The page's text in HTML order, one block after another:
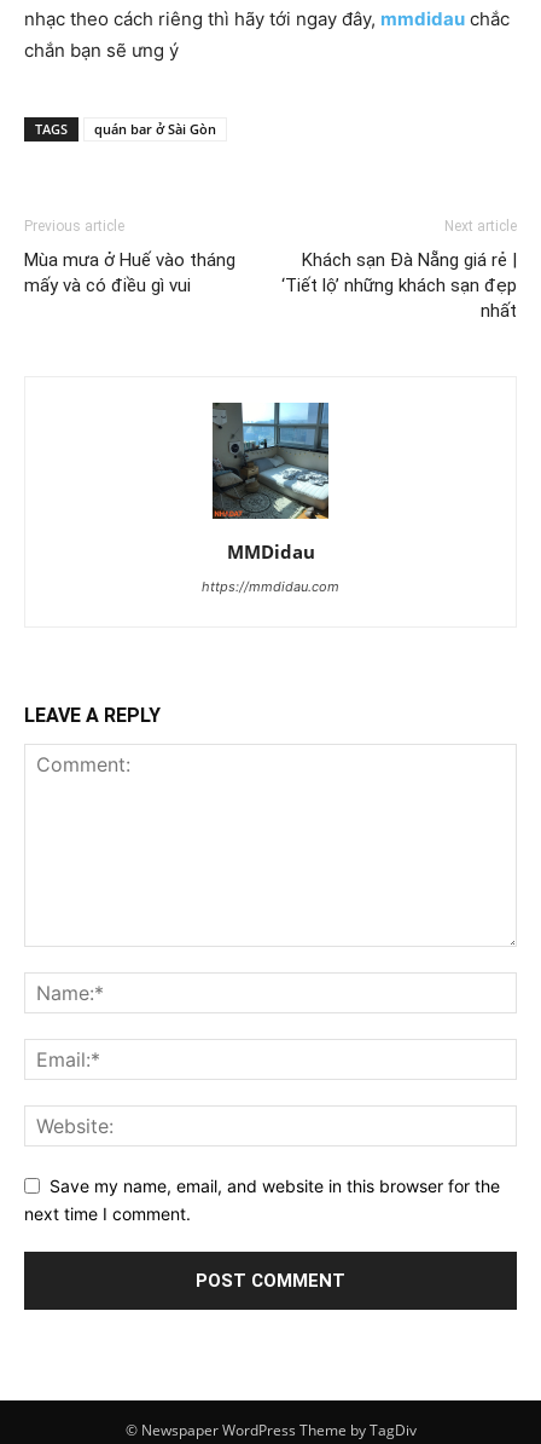
nhạc theo cách riêng thì hãy tới ngay đây, mmdidau chắc
chắn bạn sẽ ưng ý
TAGS quán bar ở Sài Gòn
Previous article
Mùa mưa ở Huế vào tháng
mấy và có điều gì vui
Next article
Khách sạn Đà Nẵng giá rẻ |
‘Tiết lộ’ những khách sạn đẹp
nhất
MMDidau
https://mmdidau.com
LEAVE A REPLY
Save my name, email, and website in this browser for the
next time I comment.
© Newspaper WordPress Theme by TagDiv